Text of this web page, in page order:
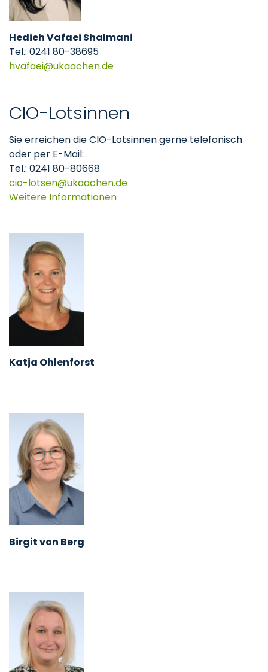
Hedieh Vafaei Shalmani
Tel.: 0241 80-38695
hvafaei
ukaachende
CIO-Lotsinnen
Sie erreichen die CIO-Lotsinnen gerne telefonisch
oder per E-Mail:
Tel.: 0241 80-80668
cio-lotsen
ukaachende
Weitere Informationen
Katja Ohlenforst
Birgit von Berg